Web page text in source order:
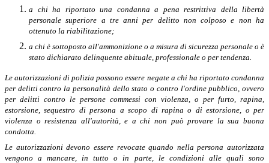
a chi ha riportato una condanna a pena restrittiva della libertà
personale superiore a tre anni per delitto non colposo e non ha
ottenuto la riabilitazione;
a chi è sottoposto all'ammonizione o a misura di sicurezza personale o è
stato dichiarato delinquente abituale, professionale o per tendenza.
Le autorizzazioni di polizia possono essere negate a chi ha riportato condanna
per delitti contro la personalità dello stato o contro l'ordine pubblico, ovvero
per delitti contro le persone commessi con violenza, o per furto, rapina,
estorsione, sequestro di persona a scopo di rapina o di estorsione, o per
violenza o resistenza all'autorità, e a chi non può provare la sua buona
condotta.
Le autorizzazioni devono essere revocate quando nella persona autorizzata
vengono a mancare, in tutto o in parte, le condizioni alle quali sono